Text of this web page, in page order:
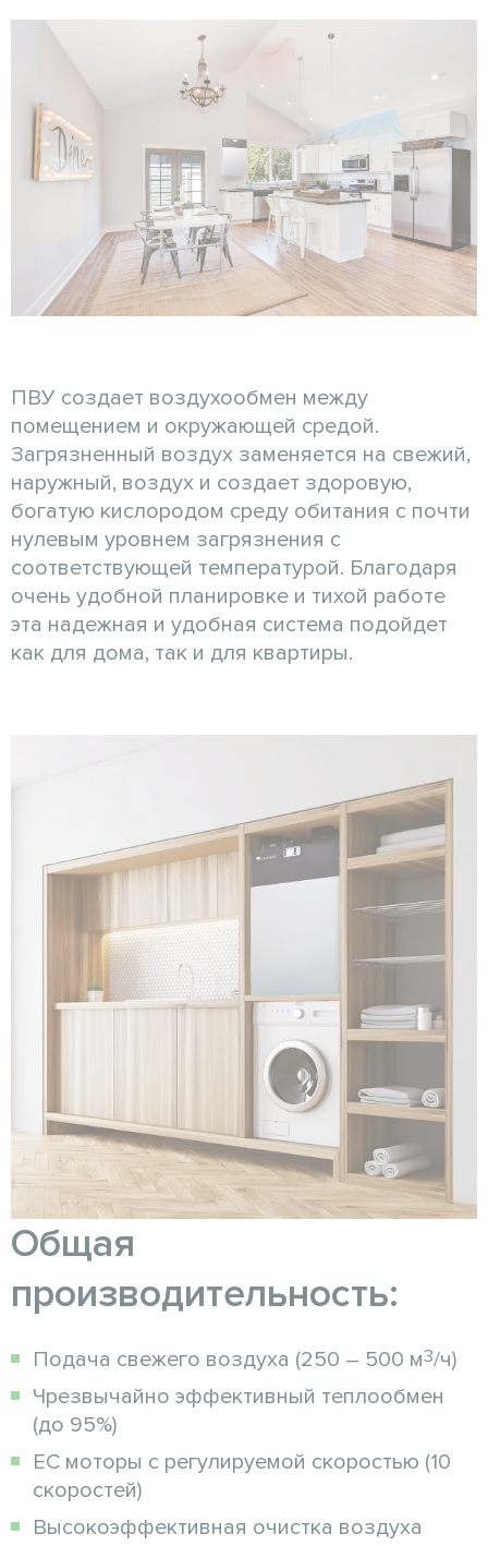
ПВУ создает воздухообмен между
помещением и окружающей средой.
Загрязненный воздух заменяется на свежий,
наружный, воздух и создает здоровую,
богатую кислородом среду обитания с почти
нулевым уровнем загрязнения с
соответствующей температурой. Благодаря
очень удобной планировке и тихой работе
эта надежная и удобная система подойдет
как для дома, так и для квартиры.
Общая
производительность:
Подача свежего воздуха (250 – 500 м3/ч)
Чрезвычайно эффективный теплообмен
(до 95%)
EC моторы с регулируемой скоростью (10
скоростей)
Высокоэффективная очистка воздуха